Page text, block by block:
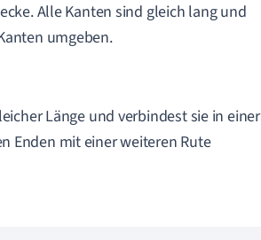
Alle Kanten sind gleich lang und
umgeben.
Länge und verbindest sie in einer
Enden mit einer weiteren Rute